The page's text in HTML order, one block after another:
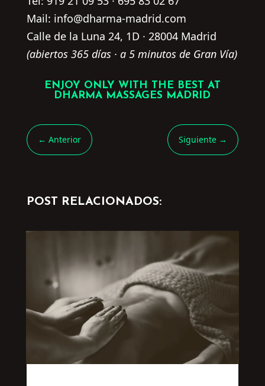
Mail: info@dharma-madrid.com
Calle de la Luna 24, 1D · 28004 Madrid
(abiertos 365 días · a 5 minutos de Gran Vía)
ENJOY ONLY WITH THE BEST AT
DHARMA MASSAGES MADRID
← Anterior Siguiente →
POST RELACIONADOS: